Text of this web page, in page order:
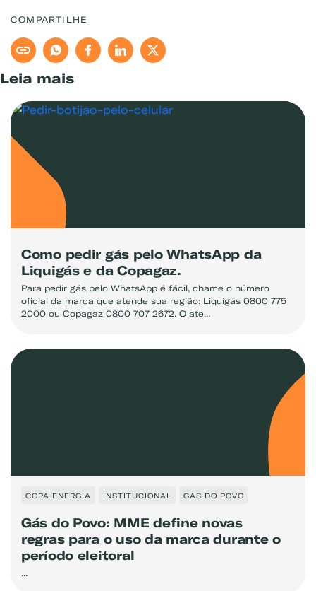
COMPARTILHE
Leia mais
Como pedir gás pelo WhatsApp da
Liquigás e da Copagaz.
Para pedir gás pelo WhatsApp é fácil, chame o número
oficial da marca que atende sua região: Liquigás 0800 775
2000 ou Copagaz 0800 707 2672. O ate...
COPA ENERGIA INSTITUCIONAL GAS DO POVO
Gás do Povo: MME define novas
regras para o uso da marca durante o
período eleitoral
...